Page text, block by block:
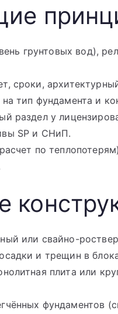
грунтовых вод),
сроки,
тип фундамента и
раздел у
SP и СНиП.
по
или свайно-
и трещин в
плита или
фундаментов